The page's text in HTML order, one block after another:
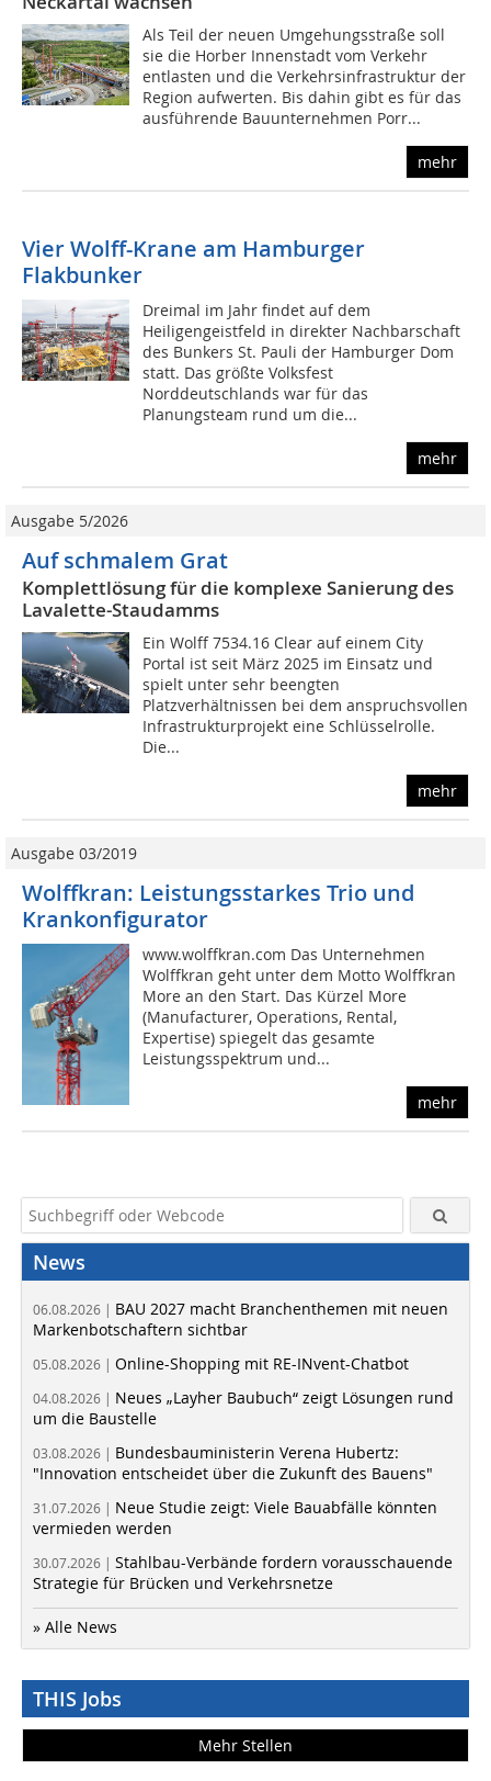
Als Teil der neuen Umgehungsstraße soll
sie die Horber Innenstadt vom Verkehr
entlasten und die Verkehrsinfrastruktur der
Region aufwerten. Bis dahin gibt es für das
ausführende Bauunternehmen Porr...
mehr
Vier Wolff-Krane am Hamburger
Flakbunker
Dreimal im Jahr findet auf dem
Heiligengeistfeld in direkter Nachbarschaft
des Bunkers St. Pauli der Hamburger Dom
statt. Das größte Volksfest
Norddeutschlands war für das
Planungsteam rund um die...
mehr
Ausgabe 5/2026
Auf schmalem Grat
Komplettlösung für die komplexe Sanierung des
Lavalette-Staudamms
Ein Wolff 7534.16 Clear auf einem City
Portal ist seit März 2025 im Einsatz und
spielt unter sehr beengten
Platzverhältnissen bei dem anspruchsvollen
Infrastrukturprojekt eine Schlüsselrolle.
Die...
mehr
Ausgabe 03/2019
Wolffkran: Leistungsstarkes Trio und
Krankonfigurator
www.wolffkran.com Das Unternehmen
Wolffkran geht unter dem Motto Wolffkran
More an den Start. Das Kürzel More
(Manufacturer, Operations, Rental,
Expertise) spiegelt das gesamte
Leistungsspektrum und...
mehr
News
06.08.2026 | BAU 2027 macht Branchenthemen mit neuen
Markenbotschaftern sichtbar
05.08.2026 | Online-Shopping mit RE-INvent-Chatbot
04.08.2026 | Neues „Layher Baubuch“ zeigt Lösungen rund
um die Baustelle
03.08.2026 | Bundesbauministerin Verena Hubertz:
"Innovation entscheidet über die Zukunft des Bauens"
31.07.2026 | Neue Studie zeigt: Viele Bauabfälle könnten
vermieden werden
30.07.2026 | Stahlbau-Verbände fordern vorausschauende
Strategie für Brücken und Verkehrsnetze
» Alle News
THIS Jobs
Mehr Stellen